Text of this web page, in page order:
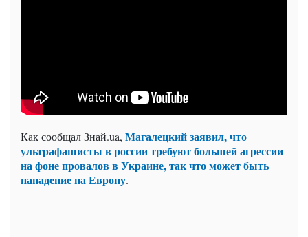
Как сообщал Знай.ua, Магалецкий заявил, что
ультрафашисты в россии требуют большей агрессии
на фоне провалов в Украине, так что может быть
нападение на Европу.